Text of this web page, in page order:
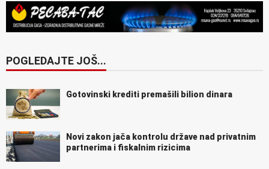
POGLEDAJTE JOŠ...
Gotovinski krediti premašili bilion dinara
Novi zakon jača kontrolu države nad privatnim
partnerima i fiskalnim rizicima